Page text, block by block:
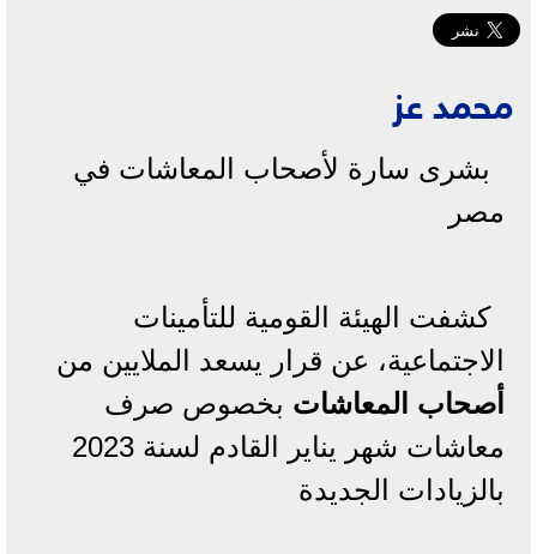
محمد عز
بشرى سارة لأصحاب المعاشات في
مصر
كشفت الهيئة القومية للتأمينات
الاجتماعية، عن قرار يسعد الملايين من
أصحاب المعاشات بخصوص صرف
معاشات شهر يناير القادم لسنة 2023
بالزيادات الجديدة